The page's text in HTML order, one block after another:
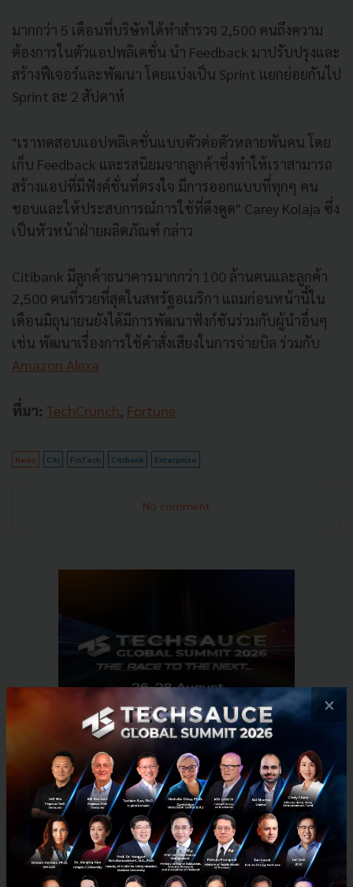
มากกว่า 5 เดือนที่บริษัทได้ทำสำรวจ 2,500 คนถึงความ
ต้องการในตัวแอปพลิเคชั่น นำ Feedback มาปรับปรุงและ
สร้างฟืเจอร์และพัฒนา โดยแบ่งเป็น Sprint แยกย่อยกันไป
Sprint ละ 2 สัปดาห์
"เราทดสอบแอปพลิเคชั่นแบบตัวต่อตัวหลายพันคน โดย
เก็บ Feedback และรสนิยมจากลูกค้าซึ่งทำให้เราสามารถ
สร้างแอปที่มีฟังค์ชั่นที่ตรงใจ มีการออกแบบที่ทุกๆ คน
ชอบและให้ประสบการณ์การใช้ที่ดึงดูด" Carey Kolaja ซึ่ง
เป็นหัวหน้าฝ่ายผลิตภัณฑ์ กล่าว
Citibank มีลูกค้าธนาคารมากกว่า 100 ล้านคนและลูกค้า
2,500 คนที่รวยที่สุดในสหรัฐอเมริกา แถมก่อนหน้านี้ใน
เดือนมิถุนายนยังได้มีการพัฒนาฟังก์ชันร่วมกับผู้นำอื่นๆ
เช่น พัฒนาเรื่องการใช้คำสั่งเสียงในการจ่ายบิล ร่วมกับ
Amazon Alexa
ที่มา: TechCrunch, Fortune
News Citi FinTech CitiBank Enterprise
No comment
RELATED ARTICLE
×